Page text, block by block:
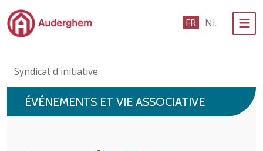
Passer au contenu principal FR NL
Événements et vie associative
eGuichet
Syndicat d'initiative
ÉVÉNEMENTS ET VIE ASSOCIATIVE